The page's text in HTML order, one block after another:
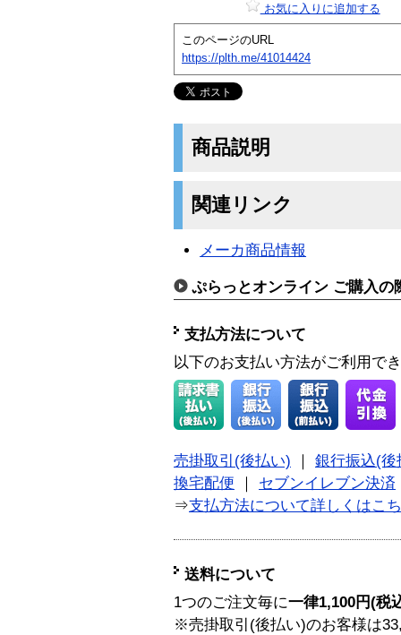
お気に入りに追加する
このページのURL
https://plth.me/41014424
商品説明
関連リンク
メーカ商品情報
ぷらっとオンライン ご購入の
支払方法について
以下のお支払い方法がご利用で
売掛取引(後払い)
銀行振込(後
換宅配便
セブンイレブン決済
⇒支払方法について詳しくはこ
送料について
1つのご注文毎に一律1,100円(税
※売掛取引(後払い)のお客様は